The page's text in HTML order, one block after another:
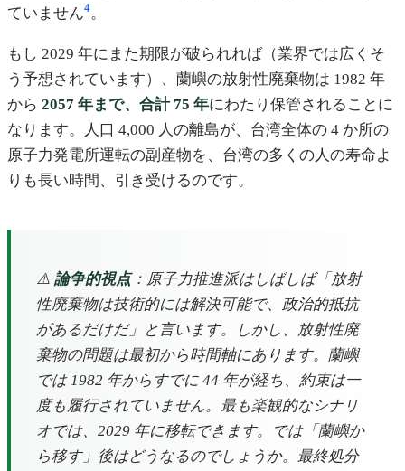
ていません4。
もし 2029 年にまた期限が破られれば（業界では広くそ
う予想されています）、蘭嶼の放射性廃棄物は 1982 年
から 2057 年まで、合計 75 年にわたり保管されることに
なります。人口 4,000 人の離島が、台湾全体の 4 か所の
原子力発電所運転の副産物を、台湾の多くの人の寿命よ
りも長い時間、引き受けるのです。
⚠️ 論争的視点：原子力推進派はしばしば「放射
性廃棄物は技術的には解決可能で、政治的抵抗
があるだけだ」と言います。しかし、放射性廃
棄物の問題は最初から時間軸にあります。蘭嶼
では 1982 年からすでに 44 年が経ち、約束は一
度も履行されていません。最も楽観的なシナリ
オでは、2029 年に移転できます。では「蘭嶼か
ら移す」後はどうなるのでしょうか。最終処分